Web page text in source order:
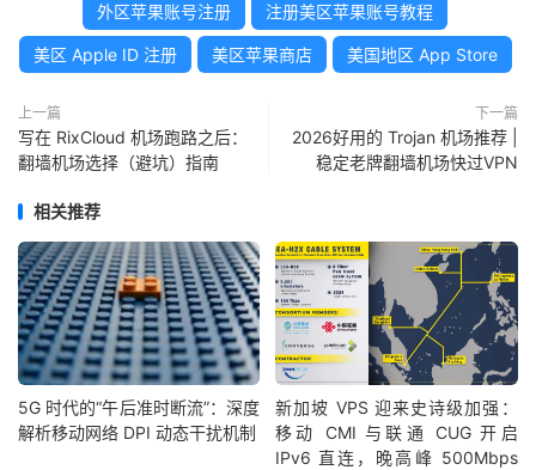
外区苹果账号注册 注册美区苹果账号教程
美区 Apple ID 注册 美区苹果商店 美国地区 App Store
上一篇
写在 RixCloud 机场跑路之后：
翻墙机场选择（避坑）指南
下一篇
2026好用的 Trojan 机场推荐 |
稳定老牌翻墙机场快过VPN
相关推荐
5G 时代的“午后准时断流”：深度
解析移动网络 DPI 动态干扰机制
新加坡 VPS 迎来史诗级加强：
移动 CMI 与联通 CUG 开启
IPv6 直连，晚高峰 500Mbps